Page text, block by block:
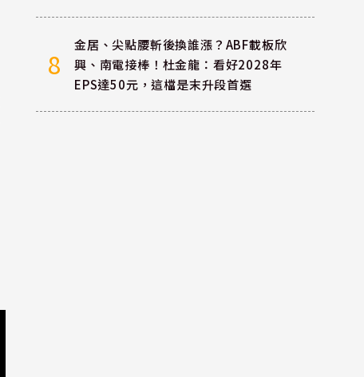
8
金居、尖點腰斬後換誰漲？ABF載板欣
興、南電接棒！杜金龍：看好2028年
EPS達50元，這檔是末升段首選